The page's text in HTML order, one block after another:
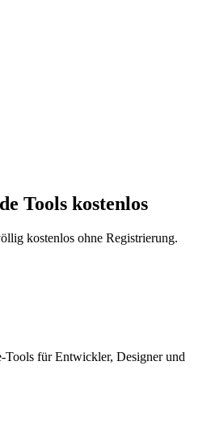
Tools kostenlos
kostenlos ohne Registrierung.
Tools für Entwickler, Designer und